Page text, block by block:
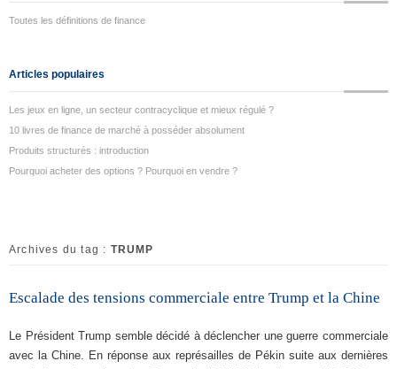
Toutes les définitions de finance
Articles populaires
Les jeux en ligne, un secteur contracyclique et mieux régulé ?
10 livres de finance de marché à posséder absolument
Produits structurés : introduction
Pourquoi acheter des options ? Pourquoi en vendre ?
Archives du tag : TRUMP
Escalade des tensions commerciale entre Trump et la Chine
Le Président Trump semble décidé à déclencher une guerre commerciale
avec la Chine. En réponse aux représailles de Pékin suite aux dernières